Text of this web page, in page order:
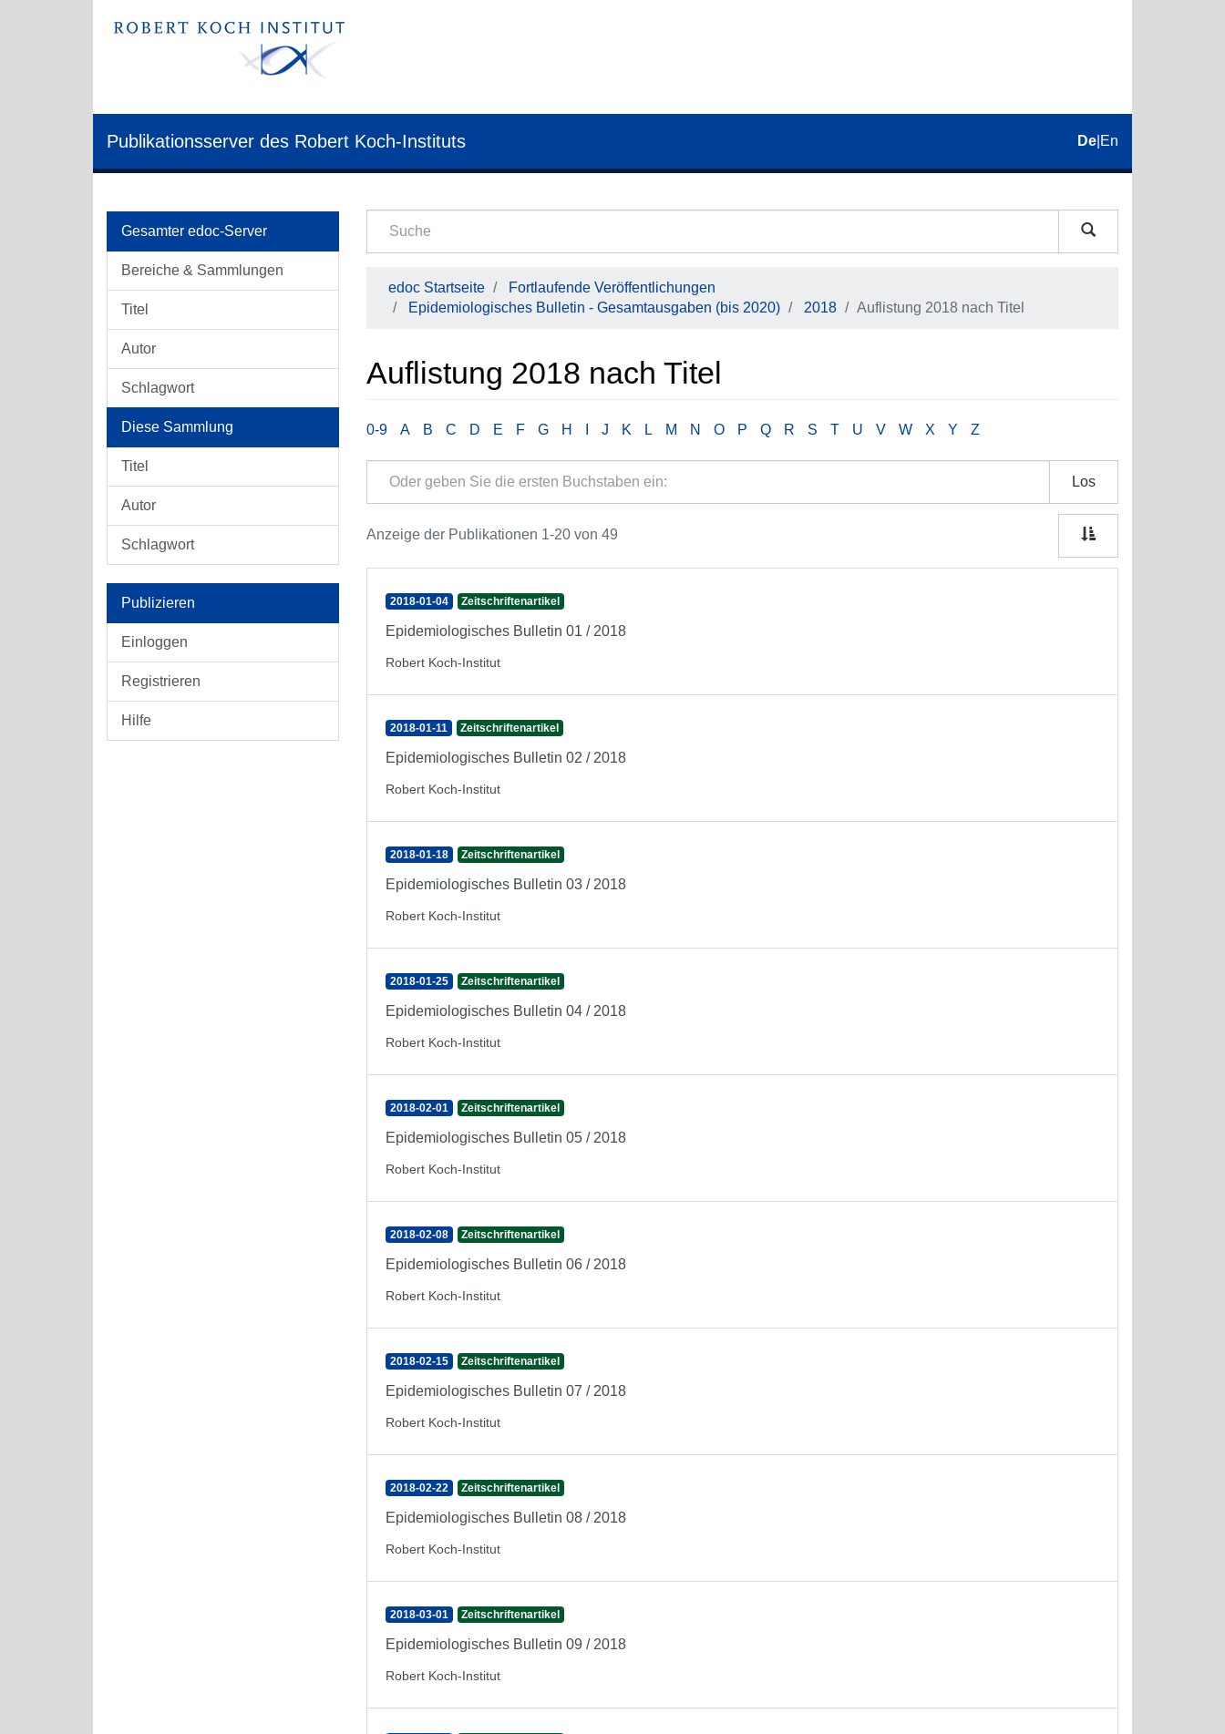
Publikationsserver des Robert Koch-Instituts De En
Gesamter edoc-Server
Bereiche & Sammlungen
Titel
Autor
Schlagwort
Diese Sammlung
Titel
Autor
Schlagwort
Publizieren
Einloggen
Registrieren
Hilfe
edoc Startseite
Fortlaufende Veröffentlichungen
Epidemiologisches Bulletin - Gesamtausgaben (bis 2020)
2018 Auflistung 2018 nach Titel
Auflistung 2018 nach Titel
0-9 A B C D E F G H J K L M N O P Q R S T U V W X Y Z
Los
Anzeige der Publikationen 1-20 von 49
2018-01-04 Zeitschriftenartikel
Epidemiologisches Bulletin 01 / 2018
Robert Koch-Institut
2018-01-11 Zeitschriftenartikel
Epidemiologisches Bulletin 02 / 2018
Robert Koch-Institut
2018-01-18 Zeitschriftenartikel
Epidemiologisches Bulletin 03 / 2018
Robert Koch-Institut
2018-01-25 Zeitschriftenartikel
Epidemiologisches Bulletin 04 / 2018
Robert Koch-Institut
2018-02-01 Zeitschriftenartikel
Epidemiologisches Bulletin 05 / 2018
Robert Koch-Institut
2018-02-08 Zeitschriftenartikel
Epidemiologisches Bulletin 06 / 2018
Robert Koch-Institut
2018-02-15 Zeitschriftenartikel
Epidemiologisches Bulletin 07 / 2018
Robert Koch-Institut
2018-02-22 Zeitschriftenartikel
Epidemiologisches Bulletin 08 / 2018
Robert Koch-Institut
2018-03-01 Zeitschriftenartikel
Epidemiologisches Bulletin 09 / 2018
Robert Koch-Institut